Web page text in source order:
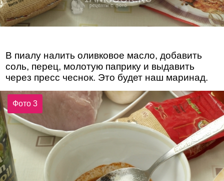
В пиалу налить оливковое масло, добавить
соль, перец, молотую паприку и выдавить
через пресс чеснок. Это будет наш маринад.
Фото 3